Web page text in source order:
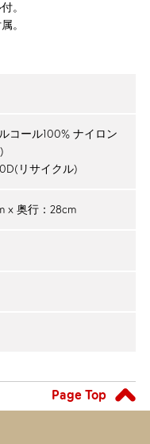
。
。
コール100% ナイロン
リサイクル)
x 奥行：28cm
Page Top